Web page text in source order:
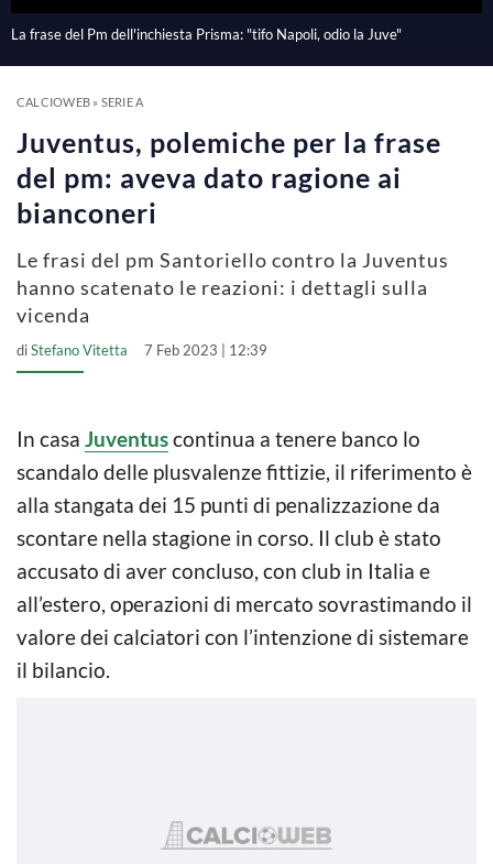
a
V
i
o
La frase del Pm dell'inchiesta Prisma: "tifo Napoli, odio la Juve"
CALCIOWEB» SERIE A
Juventus, polemiche per la frase
del pm: aveva dato ragione ai
bianconeri
Le frasi del pm Santoriello contro la Juventus
hanno scatenato le reazioni: i dettagli sulla
vicenda
diStefano Vitetta 7 Feb 2023 | 12:39
In casa Juventuscontinua a tenere banco lo
scandalo delle plusvalenze fittizie, il riferimento è
alla stangata dei 15 punti di penalizzazione da
scontare nella stagione in corso. Il club è stato
accusato di aver concluso, con club in Italia e
all’estero, operazioni di mercato sovrastimando il
valore dei calciatori con l’intenzione di sistemare
il bilancio.